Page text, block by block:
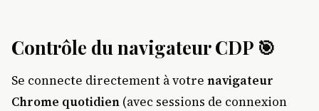
Contrôle du navigateur CDP🎯
Se connecte directement à votre navigateur
Chrome quotidien (avec sessions de connexion